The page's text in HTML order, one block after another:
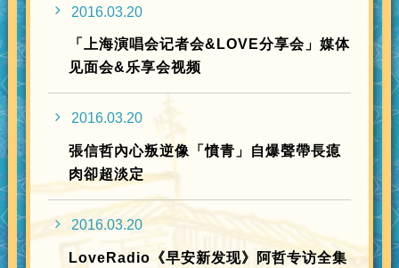
2016.03.20
「上海演唱会记者会&LOVE分享会」媒体
见面会&乐享会视频
2016.03.20
張信哲內心叛逆像「憤青」自爆聲帶長瘜
肉卻超淡定
2016.03.20
LoveRadio《早安新发现》阿哲专访全集